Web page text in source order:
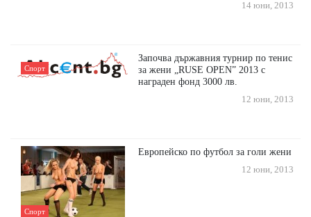
14 юни, 2013
Спорт
Започва държавния турнир по тенис
за жени „RUSE OPEN” 2013 с
награден фонд 3000 лв.
12 юни, 2013
Спорт
Европейско по футбол за голи жени
12 юни, 2013